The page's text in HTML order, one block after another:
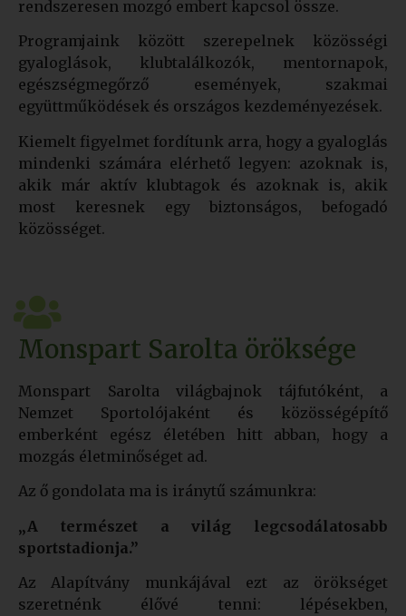
rendszeresen mozgó embert kapcsol össze.
Programjaink között szerepelnek közösségi
gyaloglások, klubtalálkozók, mentornapok,
egészségmegőrző események, szakmai
együttműködések és országos kezdeményezések.
Kiemelt figyelmet fordítunk arra, hogy a gyaloglás
mindenki számára elérhető legyen: azoknak is,
akik már aktív klubtagok és azoknak is, akik
most keresnek egy biztonságos, befogadó
közösséget.
Monspart Sarolta öröksége
Monspart Sarolta világbajnok tájfutóként, a
Nemzet Sportolójaként és közösségépítő
emberként egész életében hitt abban, hogy a
mozgás életminőséget ad.
Az ő gondolata ma is iránytű számunkra:
„A természet a világ legcsodálatosabb
sportstadionja.”
Az Alapítvány munkájával ezt az örökséget
szeretnénk élővé tenni: lépésekben,